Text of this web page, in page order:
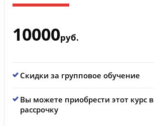
10000руб.
Скидки за групповое обучение
Вы можете приобрести этот курс в
рассрочку